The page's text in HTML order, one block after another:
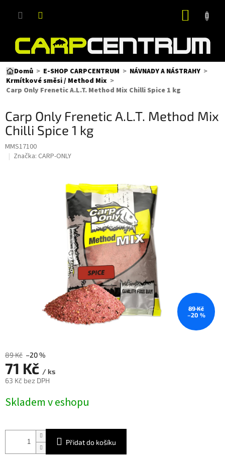
Domů E-SHOP CARPCENTRUM
NÁVNADY A NÁSTRAHY
Krmítkové směsi / Method Mix
Carp Only Frenetic A.L.T. Method Mix Chilli Spice 1 kg
Carp Only Frenetic A.L.T. Method Mix
Chilli Spice 1 kg
MMS17100
Značka: CARP-ONLY
89 Kč
–20 %
89 Kč –20 %
71 Kč / ks
63 Kč bez DPH
cena:
Skladem v eshopu
Přidat do košíku